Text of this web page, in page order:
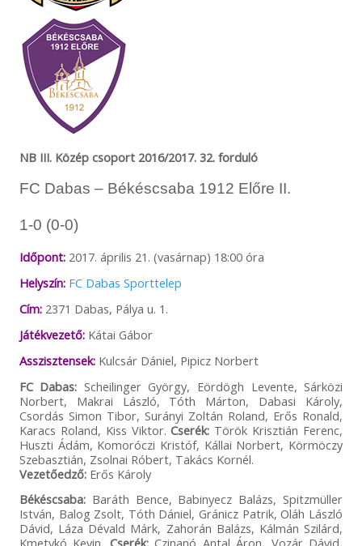
NB III. Közép csoport 2016/2017. 32. forduló
FC Dabas – Békéscsaba 1912 Előre II.
1-0 (0-0)
Időpont:2017. április 21. (vasárnap) 18:00 óra
Helyszín: FC Dabas Sporttelep
Cím:2371 Dabas, Pálya u. 1.
Játékvezető:Kátai Gábor
Asszisztensek:Kulcsár Dániel, Pipicz Norbert
FC Dabas: Scheilinger György, Eördögh Levente, Sárközi
Norbert, Makrai László, Tóth Márton, Dabasi Károly,
Csordás Simon Tibor, Surányi Zoltán Roland, Erős Ronald,
Karacs Roland, Kiss Viktor.Cserék: Török Krisztián Ferenc,
Huszti Ádám, Komoróczi Kristóf, Kállai Norbert, Körmöczy
Szebasztián, Zsolnai Róbert, Takács Kornél.
Vezetőedző:Erős Károly
Békéscsaba:Baráth Bence, Babinyecz Balázs, Spitzmüller
István, Balog Zsolt, Tóth Dániel, Gránicz Patrik, Oláh László
Dávid, Láza Dévald Márk, Zahorán Balázs, Kálmán Szilárd,
Kmetykó Kevin. Cserék:Czinanó Antal Áron, Vozár Dávid,